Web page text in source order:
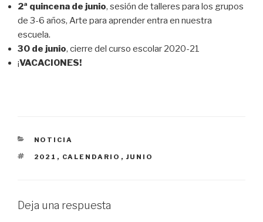
2ª quincena de junio, sesión de talleres para los grupos
de 3-6 años, Arte para aprender entra en nuestra
escuela.
30 de junio, cierre del curso escolar 2020-21
¡VACACIONES!
CATEGORÍAS
NOTICIA
ETIQUETAS
2021 , CALENDARIO , JUNIO
Deja una respuesta